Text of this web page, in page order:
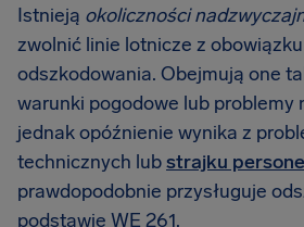
Istnieją okoliczności
zwolnić linie lotnicze z
odszkodowania. Obejmują one
warunki pogodowe lub problemy
jednak opóźnienie wynika z
technicznych lubstrajku
prawdopodobnie przysługuje
podstawie WE 261.